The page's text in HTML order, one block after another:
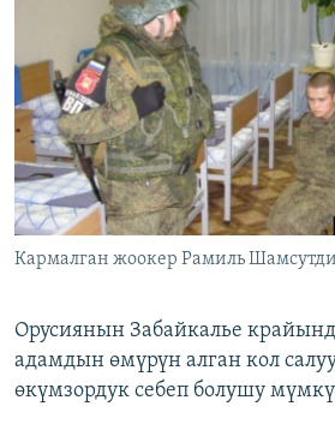
ДАНИСТЕ
ЭЖЕ-СИҢДИЛЕР
АЗАТТЫК+
ЫҢГАЙСЫЗ СУРООЛОР
ОНЛАЙН ШЕРИНЕ
ЭЕ/АРнун бардык сайттары
Кармалган жоокер Рамиль
Орусиянын Забайкалье
адамдын өмүрүн алган кол
өкүмзордук себеп болушу